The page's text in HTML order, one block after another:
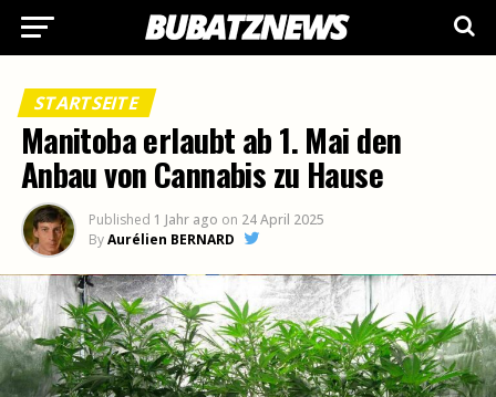
STARTSEITE
Manitoba erlaubt ab 1. Mai den
Anbau von Cannabis zu Hause
Published 1 Jahr ago on 24 April 2025
ByAurélien BERNARD